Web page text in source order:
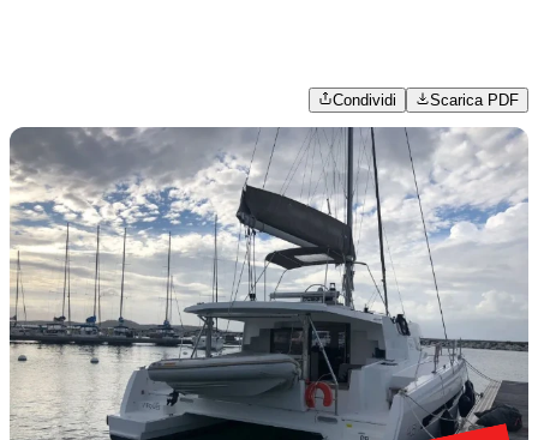
Condividi Scarica PDF